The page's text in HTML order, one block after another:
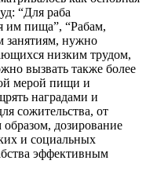
“Для раба
им пища”, “Рабам,
занятиям, нужно
низким трудом,
вызвать также более
мерой пищи и
наградами и
сожительства, от
дозирование
и социальных
эффективным